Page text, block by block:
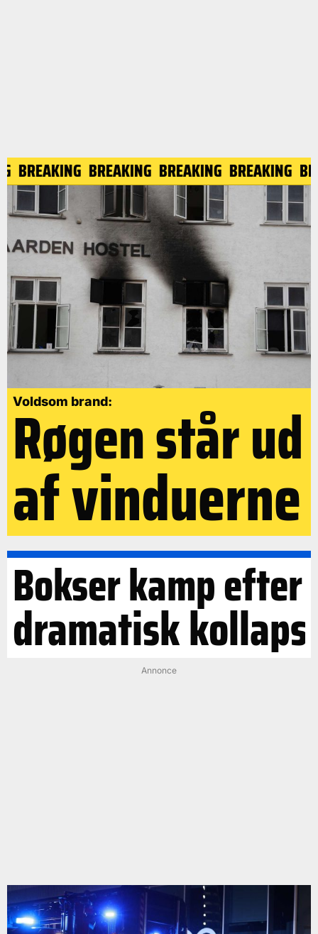
BREAKING BREAKING BREAKING BREAKING
Voldsom brand:
Røgen står ud
af vinduerne
Bokser kamp efter
dramatisk kollaps
Annonce